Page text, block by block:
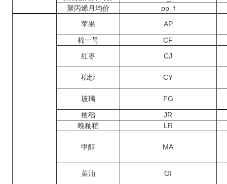
聚丙烯月均价
pp_f
苹果
AP
棉一号
CF
红枣
CJ
棉纱 CY
玻璃
FG
粳稻
JR
晚籼稻
LR
甲醇 MA
菜油 OI